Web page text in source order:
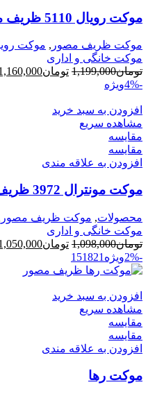
موکت رویال 5110 ظریف مصور
موکت ظریف مصور , موکت
موکت خانگی و اداری
تومان1,199,000 قیمت
بود.
تومان
-4% ویژه
افزودن به سبد خرید
مشاهده سریع
مقایسه
مقایسه
افزودن به علاقه مندی
موکت مونترال 3972 ظریف مصور
محصولات, موکت ظریف مصور
موکت خانگی و اداری
تومان1,098,000 قیمت
تومان1,098,000
تومان
-2% ویژه 151821
افزودن به سبد خرید
مشاهده سریع
مقایسه
مقایسه
افزودن به علاقه مندی
موکت رها